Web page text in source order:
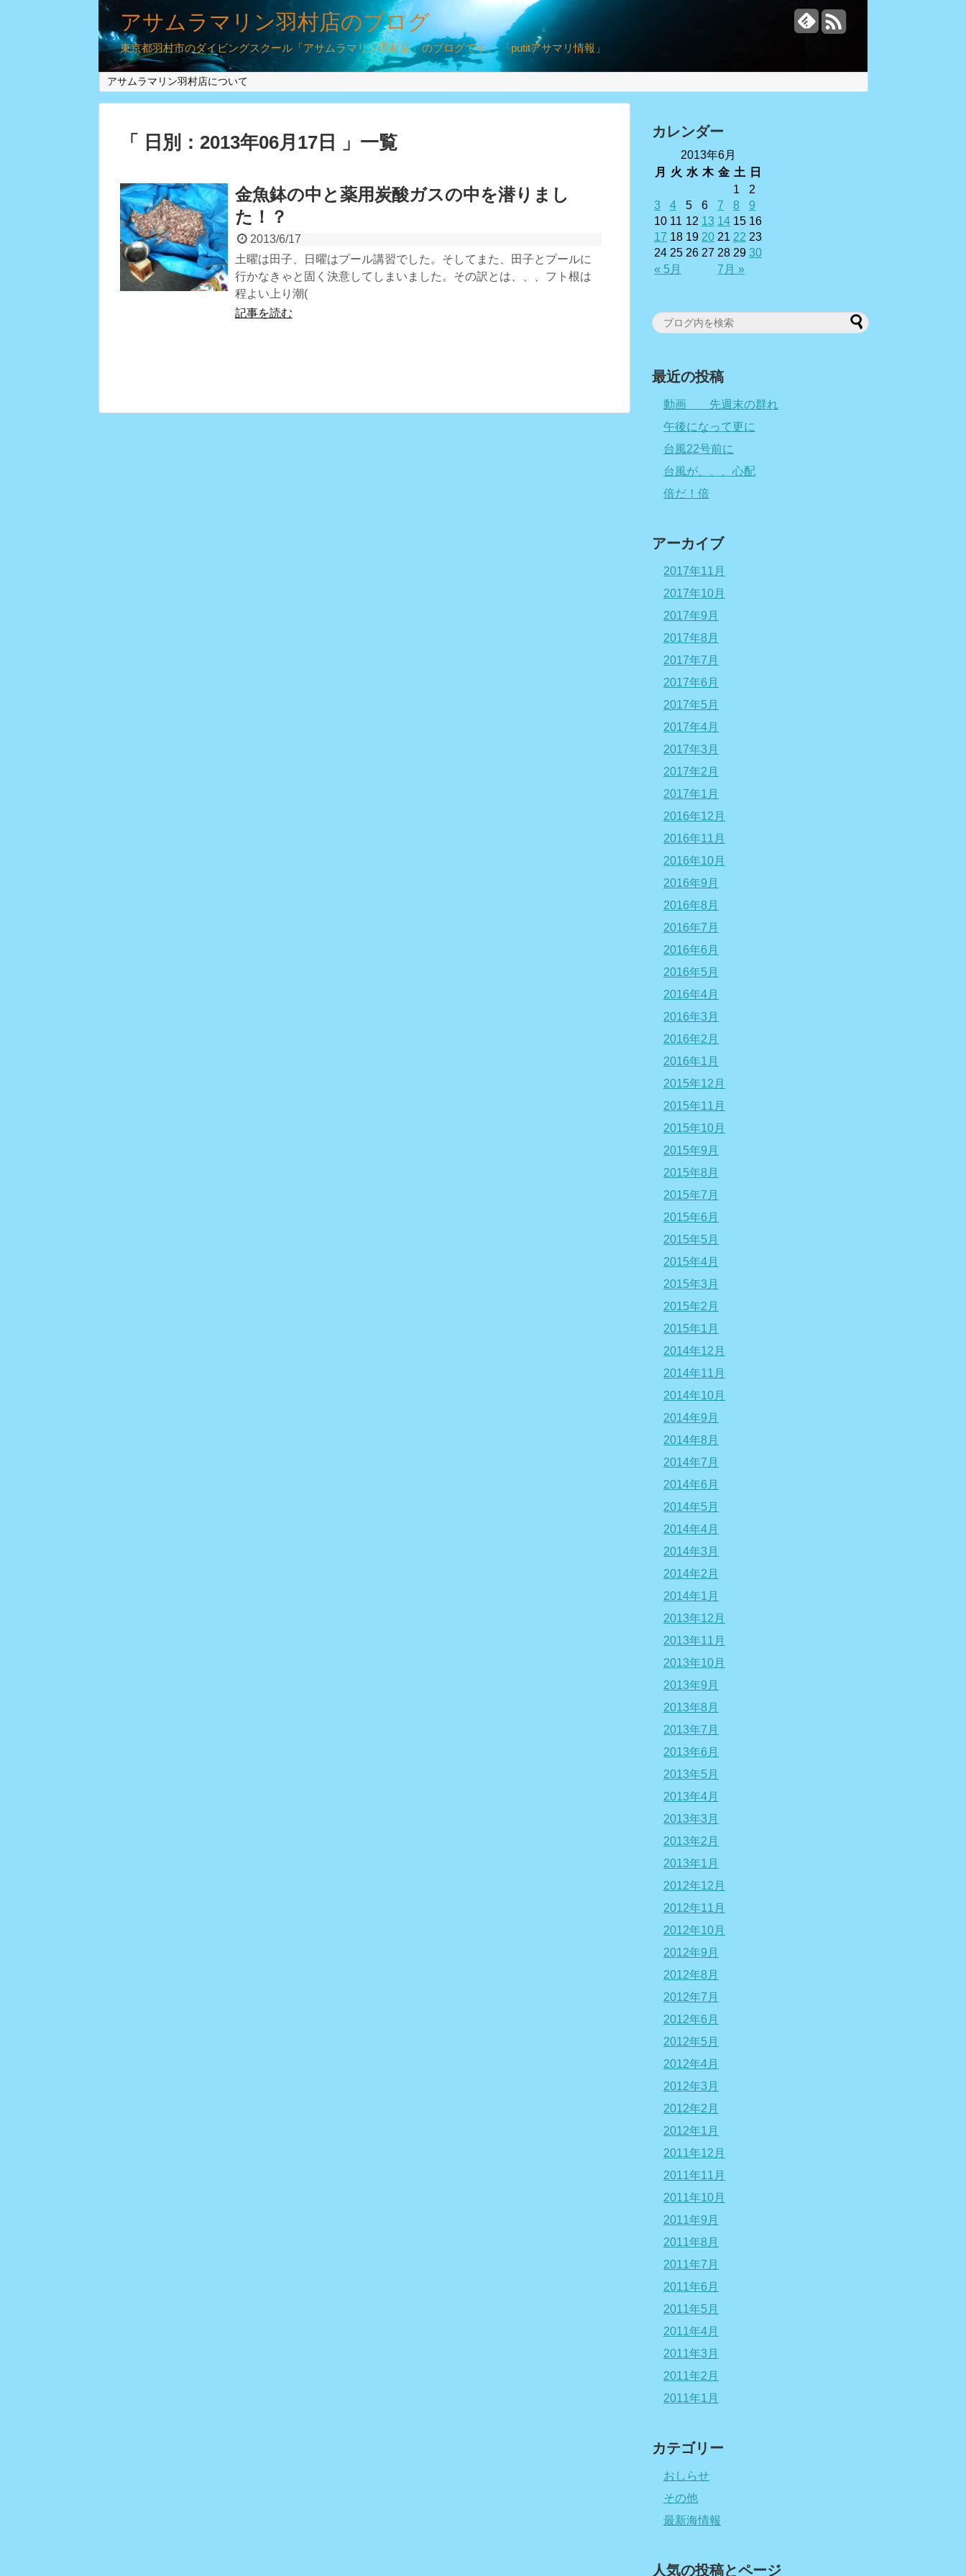
アサムラマリン羽村店のブログ
東京都羽村市のダイビングスクール「アサムラマリン羽村店」のブログです。 「putitアサマリ情報」
アサムラマリン羽村店について
「 日別：2013年06月17日 」一覧
金魚鉢の中と薬用炭酸ガスの中を潜りまし
た！？
2013/6/17
土曜は田子、日曜はプール講習でした。そしてまた、田子とプールに
行かなきゃと固く決意してしまいました。その訳とは、、、フト根は
程よい上り潮(
記事を読む
カレンダー
2013年6月
月
火 水 木 金 土 日
« 5月 7月 »
1
2
3
4 5 6 7 8
9
10 11 12 13 14 15 16
17 18 19 20 21 22 23
24 25 26 27 28 29 30
最近の投稿
動画 先週末の群れ
午後になって更に
台風22号前に
台風が、、、心配
倍だ！倍
アーカイブ
2017年11月
2017年10月
2017年9月
2017年8月
2017年7月
2017年6月
2017年5月
2017年4月
2017年3月
2017年2月
2017年1月
2016年12月
2016年11月
2016年10月
2016年9月
2016年8月
2016年7月
2016年6月
2016年5月
2016年4月
2016年3月
2016年2月
2016年1月
2015年12月
2015年11月
2015年10月
2015年9月
2015年8月
2015年7月
2015年6月
2015年5月
2015年4月
2015年3月
2015年2月
2015年1月
2014年12月
2014年11月
2014年10月
2014年9月
2014年8月
2014年7月
2014年6月
2014年5月
2014年4月
2014年3月
2014年2月
2014年1月
2013年12月
2013年11月
2013年10月
2013年9月
2013年8月
2013年7月
2013年6月
2013年5月
2013年4月
2013年3月
2013年2月
2013年1月
2012年12月
2012年11月
2012年10月
2012年9月
2012年8月
2012年7月
2012年6月
2012年5月
2012年4月
2012年3月
2012年2月
2012年1月
2011年12月
2011年11月
2011年10月
2011年9月
2011年8月
2011年7月
2011年6月
2011年5月
2011年4月
2011年3月
2011年2月
2011年1月
カテゴリー
おしらせ
その他
最新海情報
人気の投稿とページ